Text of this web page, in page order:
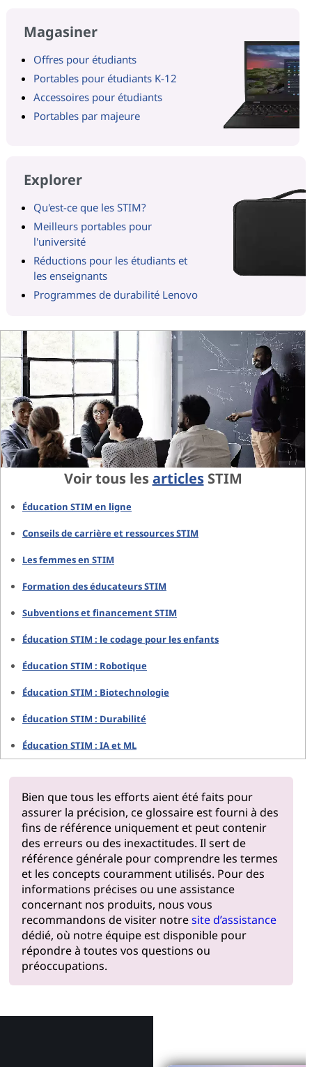
Magasiner
Offres pour étudiants
Portables pour étudiants K-12
Accessoires pour étudiants
Portables par majeure
Explorer
Qu'est-ce que les STIM?
Meilleurs portables pour
l'université
Réductions pour les étudiants et
les enseignants
Programmes de durabilité Lenovo
Voir tous lesarticlesSTIM
Éducation STIM en ligne
Conseils de carrière et ressources STIM
Les femmes en STIM
Formation des éducateurs STIM
Subventions et financement STIM
Éducation STIM : le codage pour les enfants
Éducation STIM : Robotique
Éducation STIM : Biotechnologie
Éducation STIM : Durabilité
Éducation STIM : IA et ML
Bien que tous les efforts aient été faits pour
assurer la précision, ce glossaire est fourni à des
fins de référence uniquement et peut contenir
des erreurs ou des inexactitudes. Il sert de
référence générale pour comprendre les termes
et les concepts couramment utilisés. Pour des
informations précises ou une assistance
concernant nos produits, nous vous
recommandons de visiter notresite d’assistance
dédié, où notre équipe est disponible pour
répondre à toutes vos questions ou
préoccupations.